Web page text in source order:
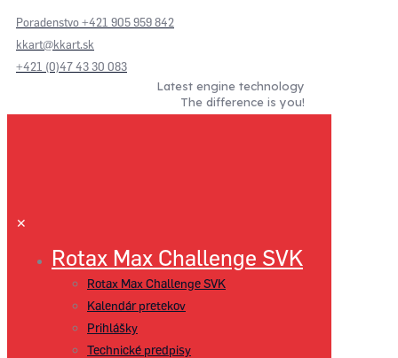
Poradenstvo +421 905 959 842
kkart@kkart.sk
+421 (0)47 43 30 083
Latest engine technology
The difference is you!
✕
Rotax Max Challenge SVK
Rotax Max Challenge SVK
Kalendár pretekov
Prihlášky
Technické predpisy